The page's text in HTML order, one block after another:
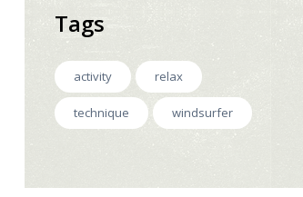
Tags
activity relax
technique windsurfer